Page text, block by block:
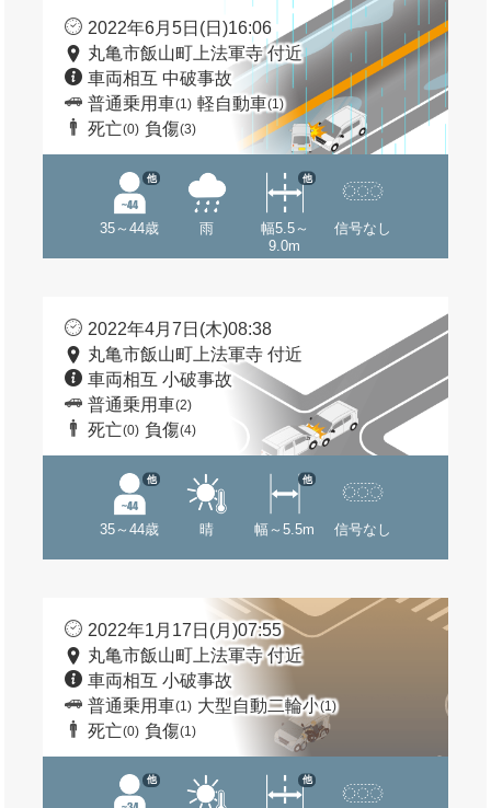
2022年6月5日(日)16:06
丸亀市飯山町上法軍寺 付近
車両相互 中破事故
普通乗用車(1) 軽自動車(1)
死亡(0) 負傷(3)
35～44歳
他
雨
幅5.5～
9.0m
他
信号なし
2022年4月7日(木)08:38
丸亀市飯山町上法軍寺 付近
車両相互 小破事故
普通乗用車(2)
死亡(0) 負傷(4)
35～44歳
他
晴 幅～5.5m
他
信号なし
2022年1月17日(月)07:55
丸亀市飯山町上法軍寺 付近
車両相互 小破事故
普通乗用車(1) 大型自動二輪小(1)
死亡(0) 負傷(1)
他 他